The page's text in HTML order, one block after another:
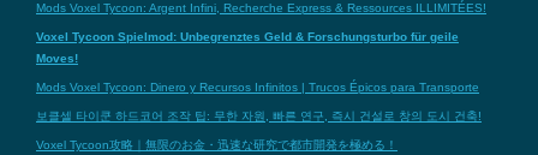
Mods Voxel Tycoon: Argent Infini, Recherche Express & Ressources ILLIMITÉES!
Voxel Tycoon Spielmod: Unbegrenztes Geld & Forschungsturbo für geile
Moves!
Mods Voxel Tycoon: Dinero y Recursos Infinitos | Trucos Épicos para Transporte
보클셀 타이쿤 하드코어 조작 팁: 무한 자원, 빠른 연구, 즉시 건설로 창의 도시 건축!
Voxel Tycoon攻略｜無限のお金・迅速な研究で都市開発を極める！